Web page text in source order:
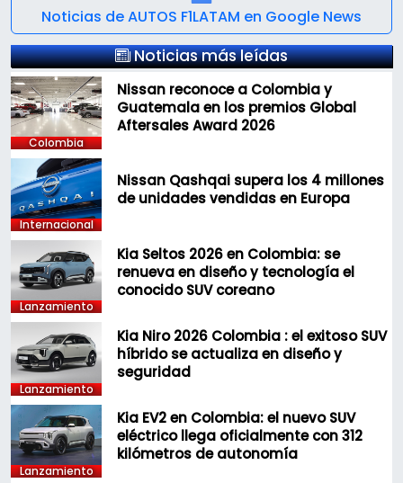
Noticias de AUTOS F1LATAM en Google News
Noticias más leídas
Colombia
Nissan reconoce a Colombia y
Guatemala en los premios Global
Aftersales Award 2026
Internacional
Nissan Qashqai supera los 4 millones
de unidades vendidas en Europa
Lanzamiento
Kia Seltos 2026 en Colombia: se
renueva en diseño y tecnología el
conocido SUV coreano
Lanzamiento
Kia Niro 2026 Colombia : el exitoso SUV
híbrido se actualiza en diseño y
seguridad
Lanzamiento
Kia EV2 en Colombia: el nuevo SUV
eléctrico llega oficialmente con 312
kilómetros de autonomía